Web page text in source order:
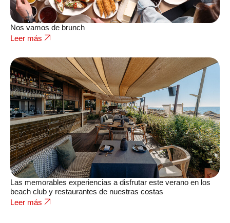
Nos vamos de brunch
Leer más
Las memorables experiencias a disfrutar este verano en los
beach club y restaurantes de nuestras costas
Leer más